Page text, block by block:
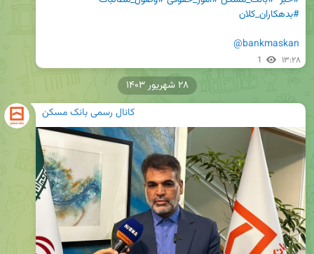
#بدهکاران_کلان
@bankmaskan
1 ۱۳:۲۸
کانال رسمی بانک مسکن
۲۸ شهریور ۱۴۰۳